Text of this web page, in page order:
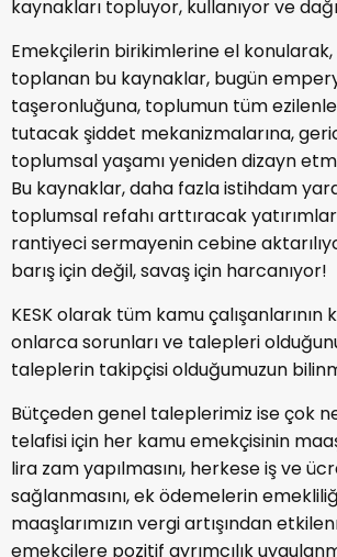
kaynakları topluyor, kullanıyor ve
Emekçilerin birikimlerine el
toplanan bu kaynaklar, bugün
taşeronluğuna, toplumun tüm
tutacak şiddet mekanizmalarına,
toplumsal yaşamı yeniden dizayn
Bu kaynaklar, daha fazla istihdam
toplumsal refahı arttıracak
rantiyeci sermayenin cebine
barış için değil, savaş için harcanıyor!
KESK olarak tüm kamu çalışanlarının
onlarca sorunları ve talepleri
taleplerin takipçisi olduğumuzun
Bütçeden genel taleplerimiz ise çok
telafisi için her kamu emekçisinin
lira zam yapılmasını, herkese iş ve
sağlanmasını, ek ödemelerin
maaşlarımızın vergi artışından
emekçilere pozitif ayrımcılık